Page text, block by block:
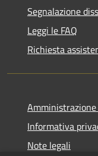
Segnalazione
Leggi le FAQ
Richiesta
Informativa
Note legali